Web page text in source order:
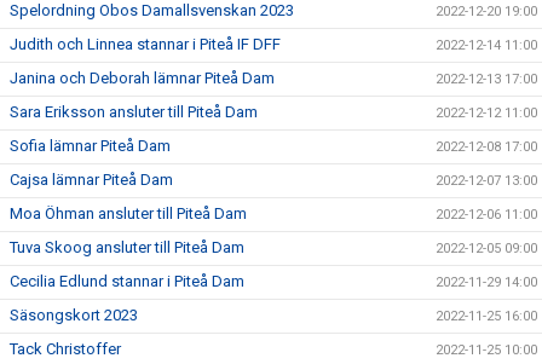
Spelordning Obos Damallsvenskan 2023 2022-12-20 19:00
Judith och Linnea stannar i Piteå IF DFF 2022-12-14 11:00
Janina och Deborah lämnar Piteå Dam 2022-12-13 17:00
Sara Eriksson ansluter till Piteå Dam 2022-12-12 11:00
Sofia lämnar Piteå Dam 2022-12-08 17:00
Cajsa lämnar Piteå Dam 2022-12-07 13:00
Moa Öhman ansluter till Piteå Dam 2022-12-06 11:00
Tuva Skoog ansluter till Piteå Dam 2022-12-05 09:00
Cecilia Edlund stannar i Piteå Dam 2022-11-29 14:00
Säsongskort 2023 2022-11-25 16:00
Tack Christoffer 2022-11-25 10:00